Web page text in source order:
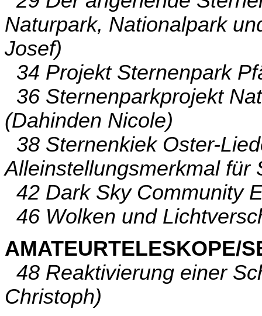
Naturpark, Nationalpark
Josef)
34 Projekt Sternenpark
36 Sternenparkprojekt
(Dahinden Nicole)
38 Sternenkiek Oster-
Alleinstellungsmerkmal für
42 Dark Sky Community
46 Wolken und
AMATEURTELESKOPE/
48 Reaktivierung einer
Christoph)